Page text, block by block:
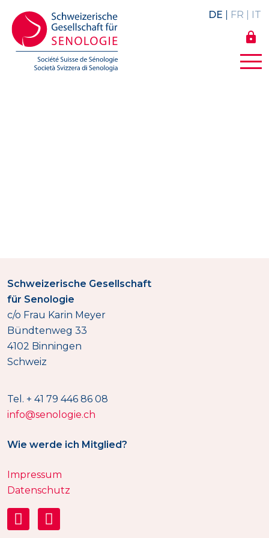
lock
DE FR IT
Schweizerische Gesellschaft
für Senologie
c/o Frau Karin Meyer
Bündtenweg 33
4102 Binningen
Schweiz
Tel. + 41 79 446 86 08
info@senologie.ch
Wie werde ich Mitglied?
Impressum
Datenschutz